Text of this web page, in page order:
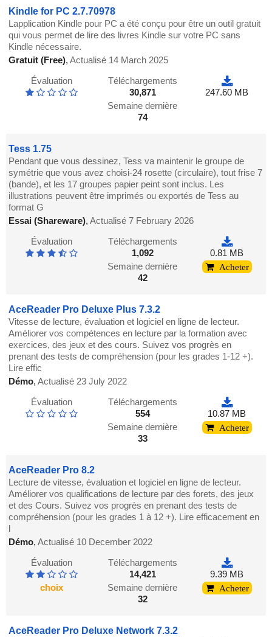
Kindle for PC 2.7.70978
Lapplication Kindle pour PC a été conçu pour être un outil gratuit
qui vous permet de lire des livres Kindle sur votre PC sans
Kindle nécessaire.
Gratuit (Free),Actualisé 14 March 2025
Évaluation
Téléchargements
30,871
Semaine dernière
74
247.60 MB
Tess 1.75
Pendant que vous dessinez, Tess va maintenir le groupe de
symétrie que vous avez choisi-24 rosette (circulaire), tout frise 7
(bande), et les 17 groupes papier peint sont inclus. Les
illustrations peuvent être imprimés ou exportés de Tess au
format G
Essai (Shareware),Actualisé 7 February 2026
Évaluation
Téléchargements
1,092
Semaine dernière
42
0.81 MB
Acheter
AceReader Pro Deluxe Plus 7.3.2
Vitesse de lecture, évaluation et logiciel en ligne de lecteur.
Améliorer vos compétences en lecture par la formation avec
exercices, des jeux et des cours. Suivez vos progrès en
prenant des tests de compréhension (pour les grades 1-12 +).
Lire effic
Démo,Actualisé 23 July 2022
Évaluation
Téléchargements
554
Semaine dernière
33
10.87 MB
Acheter
AceReader Pro 8.2
Lecture de vitesse, évaluation et logiciel en ligne de lecteur.
Améliorer vos qualifications de lecture par des forets, des jeux
et des Cours. Suivez vos progrès en prenant des tests de
compréhension (pour les grades 1 à 12 +). Lire efficacement en
l
Démo,Actualisé 10 December 2022
Évaluation
choix
Téléchargements
14,421
Semaine dernière
32
9.39 MB
Acheter
AceReader Pro Deluxe Network 7.3.2